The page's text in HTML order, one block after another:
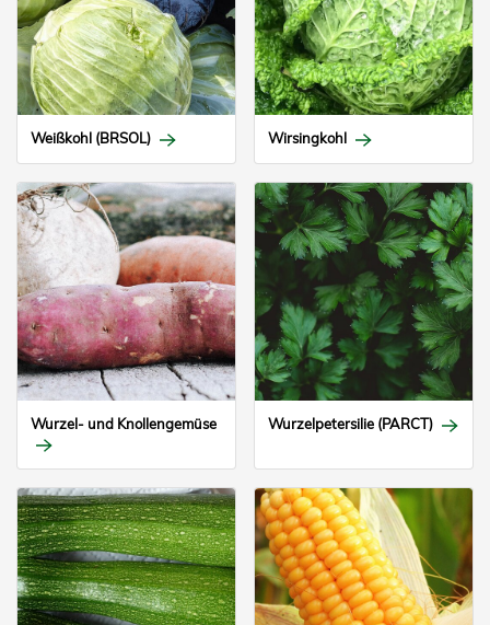
Weißkohl (BRSOL) Wirsingkohl
Wurzel- und Knollengemüse Wurzelpetersilie (PARCT)